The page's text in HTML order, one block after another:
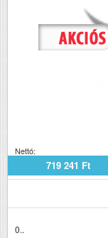
Nettó:
719 241 Ft
0..